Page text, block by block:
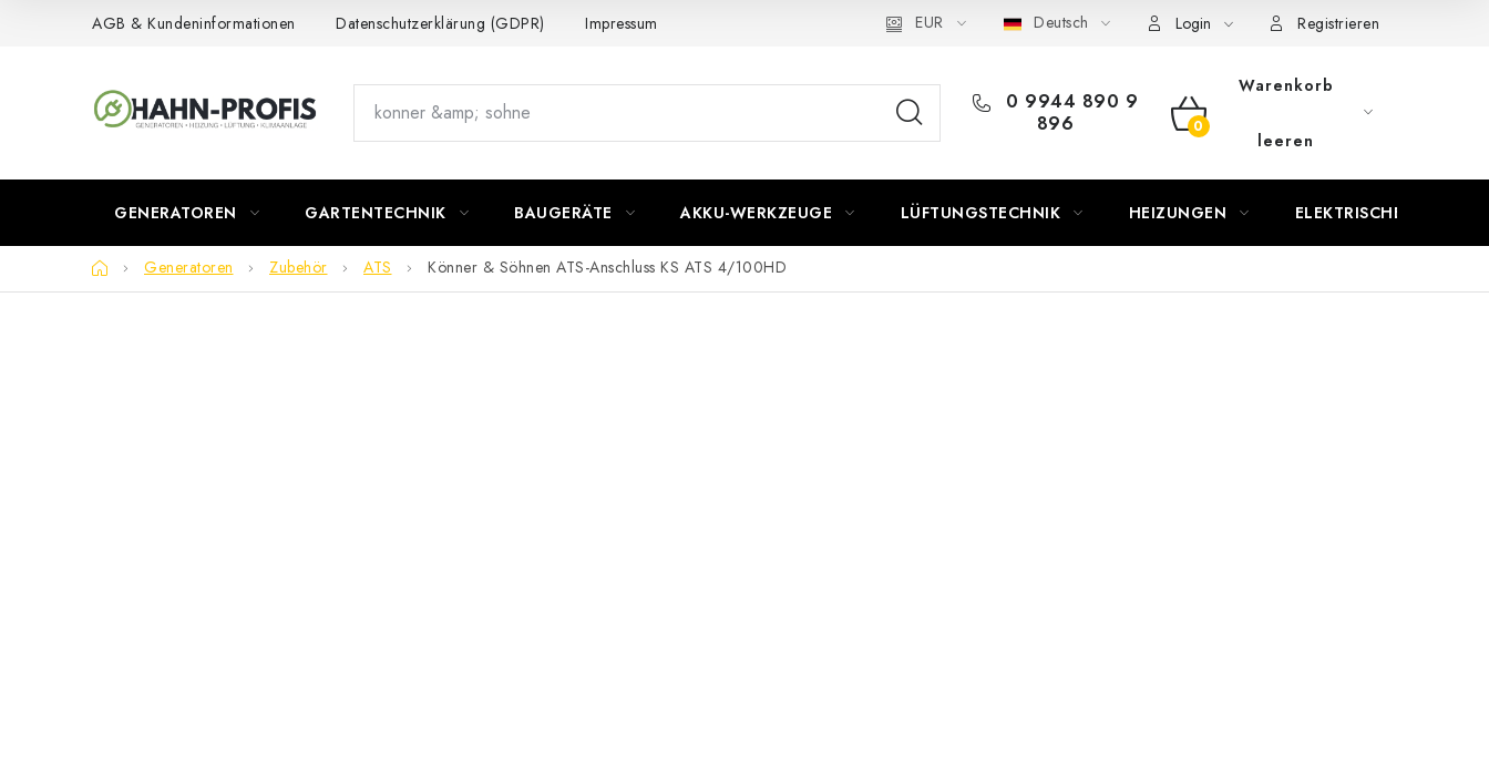
AGB & Kundeninformationen Datenschutzerklärung (GDPR) Impressum EUR Deutsch Login Registrieren
0 9944 890 9
896
WARENKORB
Warenkorb
leeren
GENERATOREN GARTENTECHNIK BAUGERÄTE AKKU-WERKZEUGE LÜFTUNGSTECHNIK HEIZUNGEN ELEKTRISCHE KAMINE
StartseiteGeneratoren Zubehör ATS Könner & Söhnen ATS-Anschluss KS ATS 4/100HD